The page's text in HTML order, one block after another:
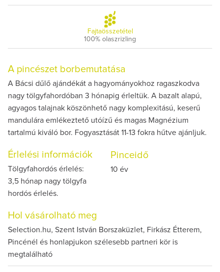
Fajtaösszetétel
100% olaszrizling
A pincészet borbemutatása
A Bácsi dűlő ajándékát a hagyományokhoz ragaszkodva
nagy tölgyfahordóban 3 hónapig érleltük. A bazalt alapú,
agyagos talajnak köszönhető nagy komplexitású, keserű
mandulára emlékeztető utóízű és magas Magnézium
tartalmú kiváló bor. Fogyasztását 11-13 fokra hűtve ajánljuk.
Érlelési információk
Tölgyfahordós érlelés:
3,5 hónap nagy tölgyfa
hordós érlelés.
Pinceidő
10 év
Hol vásárolható meg
Selection.hu, Szent István Borszaküzlet, Firkász Étterem,
Pincénél és honlapjukon szélesebb partneri kör is
megtalálható